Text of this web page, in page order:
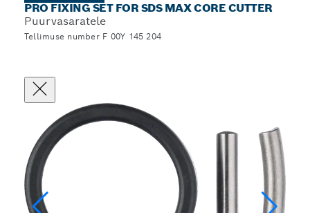
PRO FIXING SET FOR SDS MAX CORE CUTTER
Puurvasaratele
Tellimuse number F 00Y 145 204